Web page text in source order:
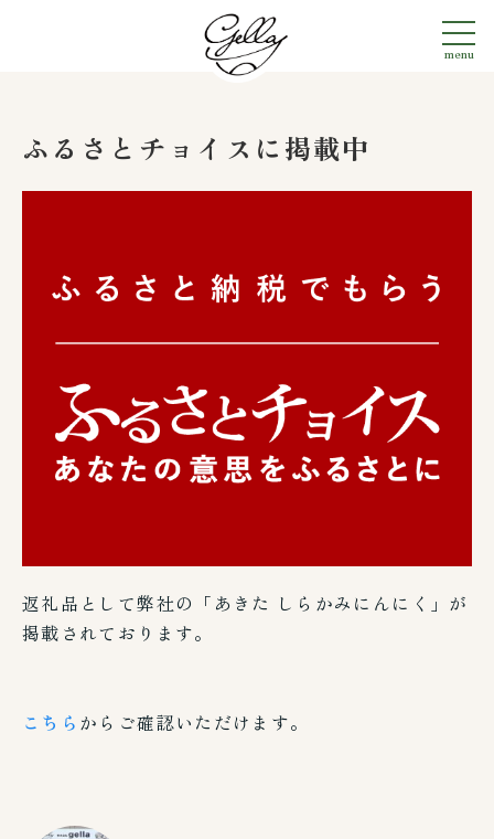
ふるさとチョイスに掲載中
返礼品として弊社の「あきた しらかみにんにく」が
掲載されております。
こちら からご確認いただけます。
menu